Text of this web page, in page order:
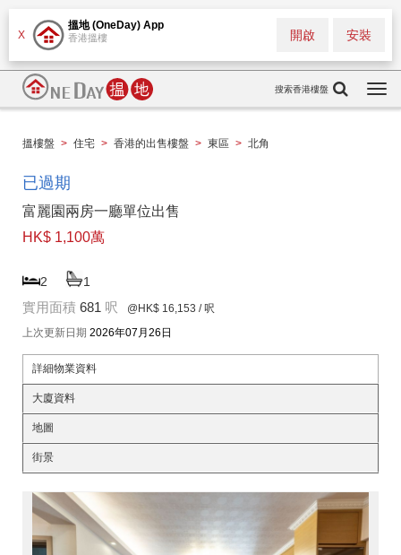
X
搵地 (OneDay) App
香港搵樓 安裝
開啟
搜索香港樓盤
搵樓盤 > 住宅 > 香港的出售樓盤 > 東區 > 北角
已過期
富麗園兩房一廳單位出售
HK$ 1,100萬
2 1
實用面積 681 呎 @HK$ 16,153 / 呎
上次更新日期 2026年07月26日
詳細物業資料
大廈資料
地圖
街景